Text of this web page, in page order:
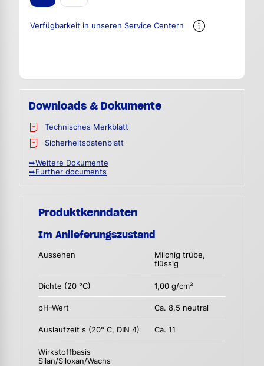
Verfügbarkeit in unseren Service Centern
Downloads & Dokumente
Technisches Merkblatt
Sicherheitsdatenblatt
➥Weitere Dokumente
➥Further documents
Produktkenndaten
Im Anlieferungszustand
Aussehen
Milchig trübe,
flüssig
Dichte (20 °C) 1,00 g/cm³
pH-Wert Ca. 8,5 neutral
Auslaufzeit s (20° C, DIN 4) Ca. 11
Wirkstoffbasis
Silan/Siloxan/Wachs